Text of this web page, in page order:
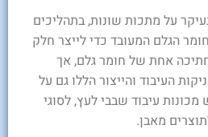
על מתכות שונות, בתהליכים
הגלם המעובד כדי לייצר חלק
אחת של חומר גלם, אך
העיבוד והייצור הללו גם על
עיבוד שבבי לעץ, לסוגי
מאבן.